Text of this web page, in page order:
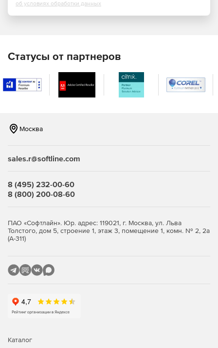
Фильтрация контента.
Профили защиты:
Межсетевых экранов типа «А» 4-ого класса
(ИТ.МЭ.А4.ПЗ).
Кому подходит межсетевой экран ИКС ФСТЭК?
класса защищенности включительно.
Значимые объекты критической информационной
Автоматизированные системы управления
производственными и технологическими процессами
Информационные системы общего пользования 2
класса.
Интернет-Шлюз ИКС Стандарт
об условиях обработки данных
Статусы от партнеров
Москва
sales.r@softline.com
8 (495) 232-00-60
8 (800) 200-08-60
ПАО «Софтлайн». Юр. адрес: 119021, г. Москва, ул. Льва
Толстого, дом 5, строение 1, этаж 3, помещение 1, комн. № 2, 2а
(А-311)
Каталог